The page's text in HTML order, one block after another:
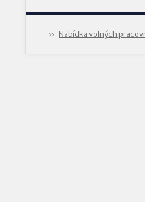
Nabídka volných